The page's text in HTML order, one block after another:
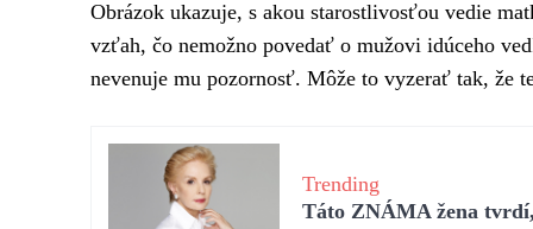
Obrázok ukazuje, s akou starostlivosťou vedie
vzťah, čo nemožno povedať o mužovi idúceho
nevenuje mu pozornosť. Môže to vyzerať tak, že
Trending
Táto ZNÁMA žena